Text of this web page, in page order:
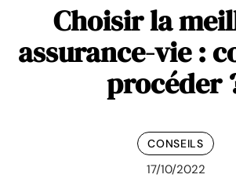
Choisir la
assurance-vie :
procéder
CONSEILS
17/10/2022